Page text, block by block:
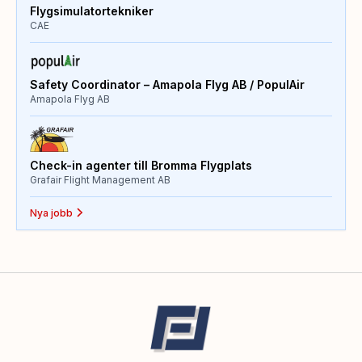
Flygsimulatortekniker
CAE
Safety Coordinator – Amapola Flyg AB / PopulAir
Amapola Flyg AB
Check-in agenter till Bromma Flygplats
Grafair Flight Management AB
Nya jobb